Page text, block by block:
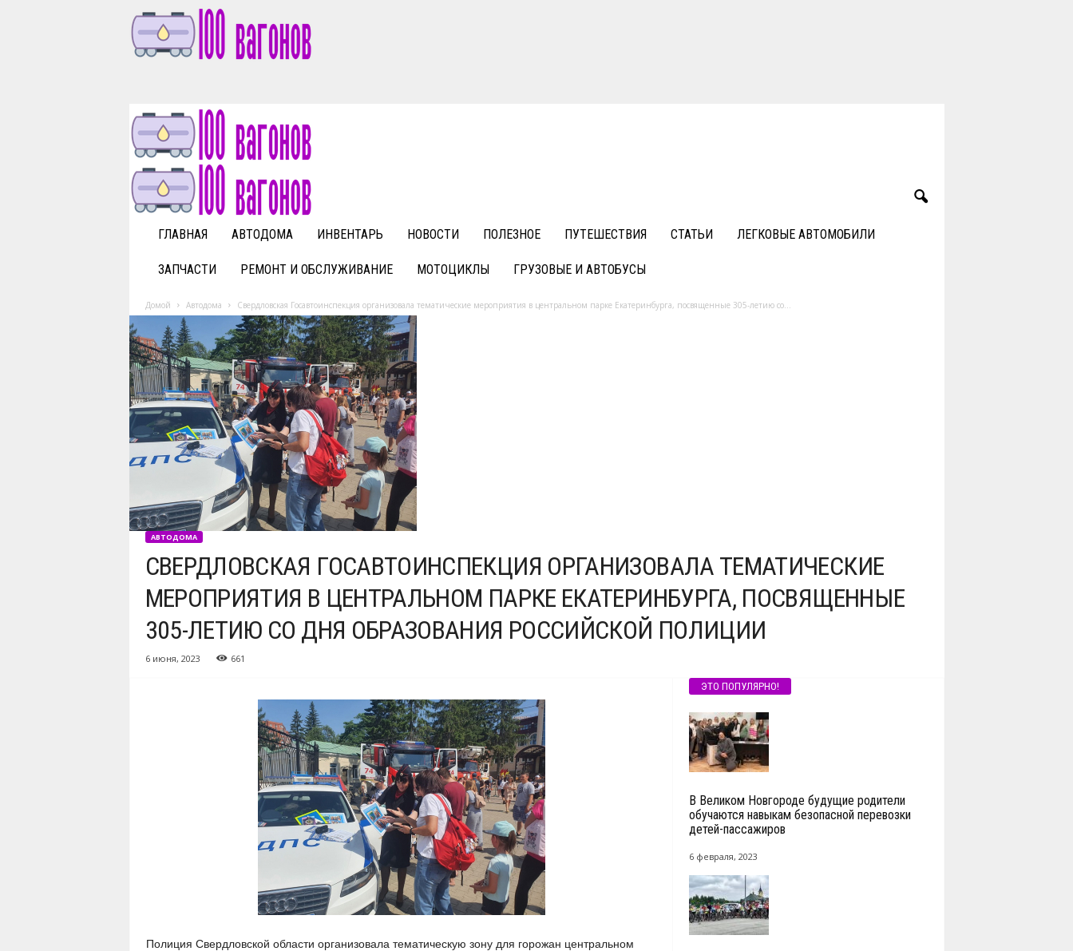
v
a
n
o
ГЛАВНАЯ АВТОДОМА ИНВЕНТАРЬ НОВОСТИ ПОЛЕЗНОЕ ПУТЕШЕСТВИЯ СТАТЬИ ЛЕГКОВЫЕ АВТОМОБИЛИ
ЗАПЧАСТИ РЕМОНТ И ОБСЛУЖИВАНИЕ МОТОЦИКЛЫ ГРУЗОВЫЕ И АВТОБУСЫ
Домой Автодома Свердловская Госавтоинспекция организовала тематические мероприятия в центральном парке Екатеринбурга, посвященные 305-летию со...
АВТОДОМА
СВЕРДЛОВСКАЯ ГОСАВТОИНСПЕКЦИЯ ОРГАНИЗОВАЛА ТЕМАТИЧЕСКИЕ
МЕРОПРИЯТИЯ В ЦЕНТРАЛЬНОМ ПАРКЕ ЕКАТЕРИНБУРГА, ПОСВЯЩЕННЫЕ
305-ЛЕТИЮ СО ДНЯ ОБРАЗОВАНИЯ РОССИЙСКОЙ ПОЛИЦИИ
6 июня, 2023 661
Полиция Свердловской области организовала тематическую зону для горожан центральном
ЭТО ПОПУЛЯРНО!
В Великом Новгороде будущие родители
обучаются навыкам безопасной перевозки
детей-пассажиров
6 февраля, 2023